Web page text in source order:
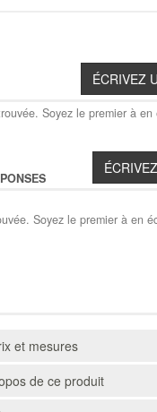
Soyez le premier à en
Soyez le premier à en
et mesures
de ce produit